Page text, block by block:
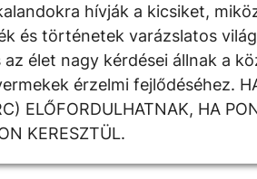
hívják a kicsiket,
és történetek varázslatos
élet nagy kérdései állnak a
érzelmi fejlődéséhez.
ELŐFORDULHATNAK, HA
KERESZTÜL.